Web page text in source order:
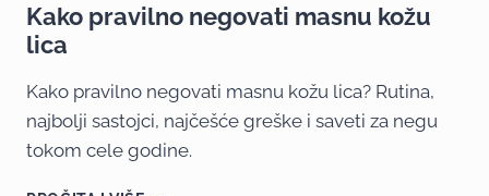
Kako pravilno negovati masnu kožu
lica
Kako pravilno negovati masnu kožu lica? Rutina,
najbolji sastojci, najčešće greške i saveti za negu
tokom cele godine.